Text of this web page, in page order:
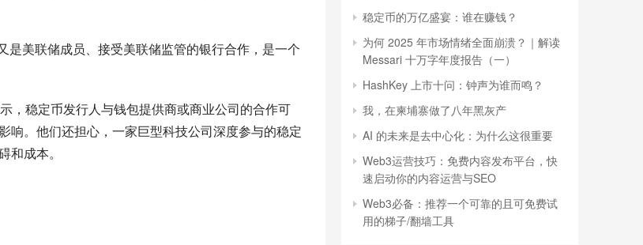
美联储成员、接受美联储监管的银行合作，是一个
，稳定币发行人与钱包提供商或商业公司的合作可
响。他们还担心，一家巨型科技公司深度参与的稳定
成本。
稳定币的万亿盛宴：谁在赚钱？
为何 2025 年市场情绪全面崩溃？｜解读
Messari 十万字年度报告（一）
HashKey 上市十问：钟声为谁而鸣？
我，在柬埔寨做了八年黑灰产
AI 的未来是去中心化：为什么这很重要
Web3运营技巧：免费内容发布平台，快
速启动你的内容运营与SEO
Web3必备：推荐一个可靠的且可免费试
用的梯子/翻墙工具